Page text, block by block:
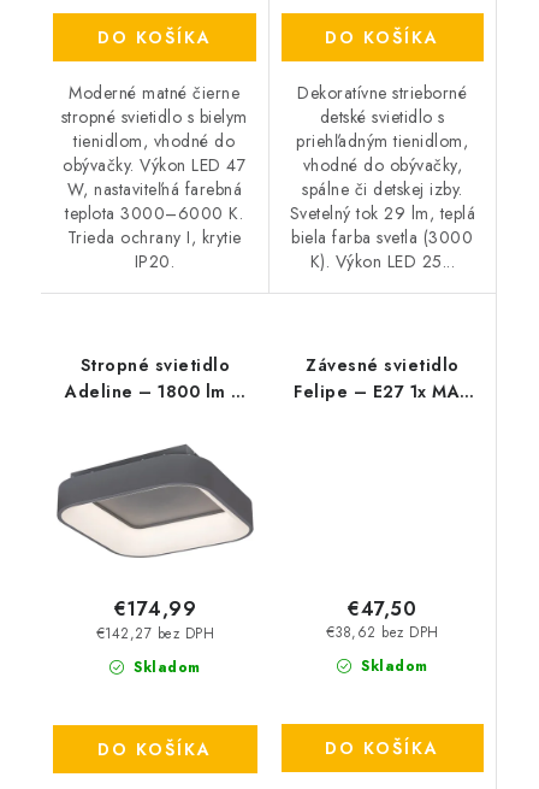
DO KOŠÍKA
Moderné matné čierne
stropné svietidlo s bielym
tienidlom, vhodné do
obývačky. Výkon LED 47
W, nastaviteľná farebná
teplota 3000–6000 K.
Trieda ochrany I, krytie
IP20.
DO KOŠÍKA
Dekoratívne strieborné
detské svietidlo s
priehľadným tienidlom,
vhodné do obývačky,
spálne či detskej izby.
Svetelný tok 29 lm, teplá
biela farba svetla (3000
K). Výkon LED 25...
Stropné svietidlo
Adeline – 1800 lm –
W – IP20
Skladom
€142,27 bez DPH
€174,99
DO KOŠÍKA
Závesné svietidlo
Felipe – E27 1x MAX
Skladom
€38,62 bez DPH
€47,50
DO KOŠÍKA